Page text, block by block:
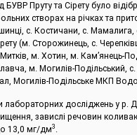
БУВР Пруту та Сірету було
створах на річках та
с. Костичани, с. Мамалига,
(м. Сторожинець, с.
м. Хотин, м. Кам’янець-
м. Могилів-Подільський, с.
Могилів-Подільське МКП
лабораторних досліджень у р.
завислі речовин
13,0 мг/дм3